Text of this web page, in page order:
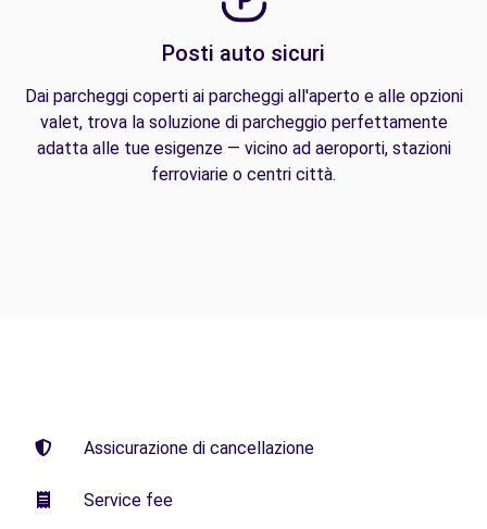
Posti auto sicuri
Dai parcheggi coperti ai parcheggi all'aperto e alle opzioni
valet, trova la soluzione di parcheggio perfettamente
adatta alle tue esigenze — vicino ad aeroporti, stazioni
ferroviarie o centri città.
Assicurazione di cancellazione
Service fee